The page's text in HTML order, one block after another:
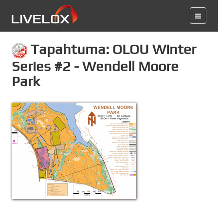
Tapahtuma: OLOU Winter
Series #2 - Wendell Moore
Park